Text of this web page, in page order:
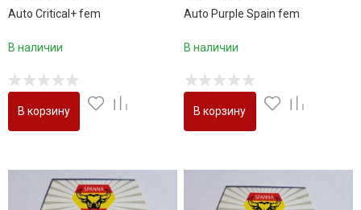
Аuto Critical+ fem
В наличии
В корзину
Auto Purple Spain fem
В наличии
В корзину